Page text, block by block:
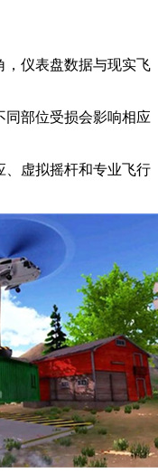
，仪表盘数据与现实飞
同部位受损会影响相应
、虚拟摇杆和专业飞行